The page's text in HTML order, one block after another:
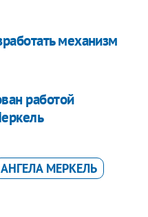
механизм
работой
АНГЕЛА МЕРКЕЛЬ